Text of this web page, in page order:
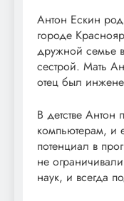
Антон Ескин
городе
дружной семье
сестрой. Мать
отец был
В детстве
компьютерам, и
потенциал в
не
наук, и всегда